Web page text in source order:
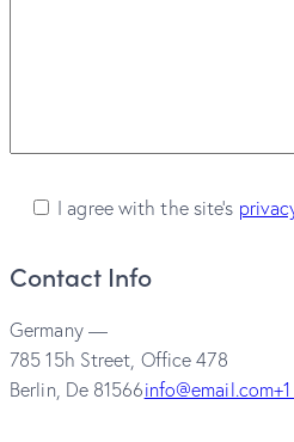
I agree with the site’s
Contact Info
Germany —
785 15h Street, Office 478
Berlin, De 81566info@email.com